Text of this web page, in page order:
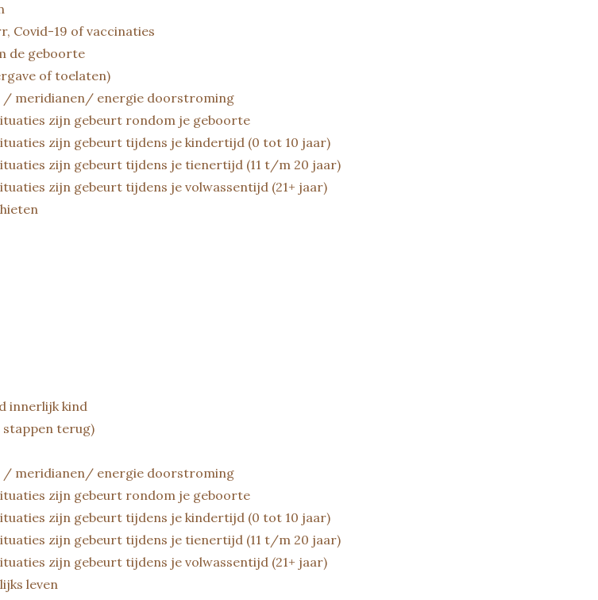
Covid-19 of vaccinaties
de geboorte
of toelaten)
/ meridianen/ energie doorstroming
zijn gebeurt rondom je geboorte
zijn gebeurt tijdens je kindertijd (0 tot 10 jaar)
zijn gebeurt tijdens je tienertijd (11 t/m 20 jaar)
zijn gebeurt tijdens je volwassentijd (21+ jaar)
innerlijk kind
stappen terug)
/ meridianen/ energie doorstroming
zijn gebeurt rondom je geboorte
zijn gebeurt tijdens je kindertijd (0 tot 10 jaar)
zijn gebeurt tijdens je tienertijd (11 t/m 20 jaar)
zijn gebeurt tijdens je volwassentijd (21+ jaar)
leven